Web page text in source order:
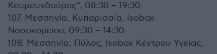
Κουμουνδούρος”, 08:30 – 19:30
107. Μεσσηνία, Κυπαρισσία, Isobox
Νοσοκομείου, 09:30 – 14:30
108. Μεσσηνία, Πύλος, Isobox Κέντρου Υγείας,